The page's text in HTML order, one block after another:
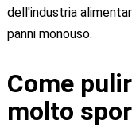
dell'industria
panni monouso.
Come
molto